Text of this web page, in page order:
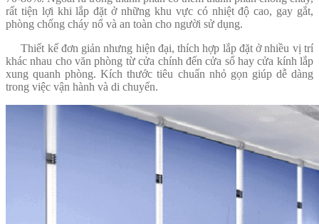
rất tiện lợi khi lắp đặt ở những khu vực có nhiệt độ cao, gay gắt,
phòng chống cháy nổ và an toàn cho người sử dụng.
Thiết kế đơn giản nhưng hiện đại, thích hợp lắp đặt ở nhiều vị trí
khác nhau cho văn phòng từ cửa chính đến cửa sổ hay cửa kính lắp
xung quanh phòng. Kích thước tiêu chuẩn nhỏ gọn giúp dễ dàng
trong việc vận hành và di chuyển.